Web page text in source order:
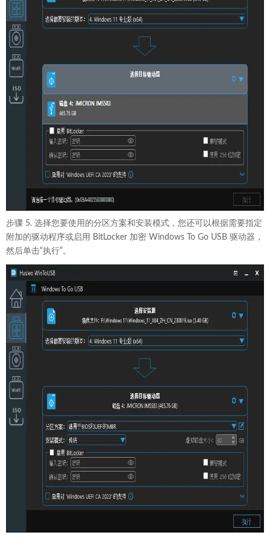
步骤 5. 选择您要使用的分区方案和安装模式，您还可以根据需要指定
附加的驱动程序或启用 BitLocker 加密 Windows To Go USB 驱动器，
然后单击“执行”。